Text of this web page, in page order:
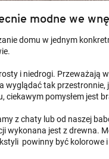
modne we
domu w jednym
i niedrogi. Przeważają
wyglądać tak
ciekawym pomysłem jest
z chaty lub od naszej
wykonana jest z drewna.
powinny być kolorowe